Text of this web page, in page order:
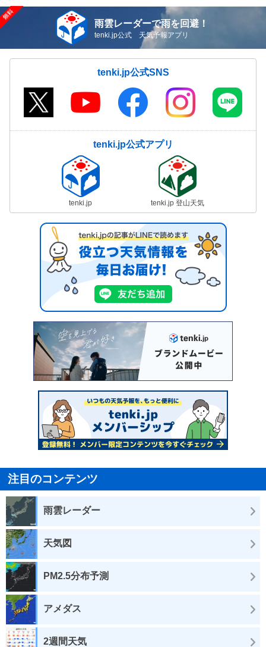
雨雲レーダーで雨を回避！
tenki.jp公式 天気予報アプリ
tenki.jp公式SNS
tenki.jp公式アプリ
tenki.jp tenki.jp 登山天気
注目のコンテンツ
雨雲レーダー
天気図
PM2.5分布予測
アメダス
2週間天気